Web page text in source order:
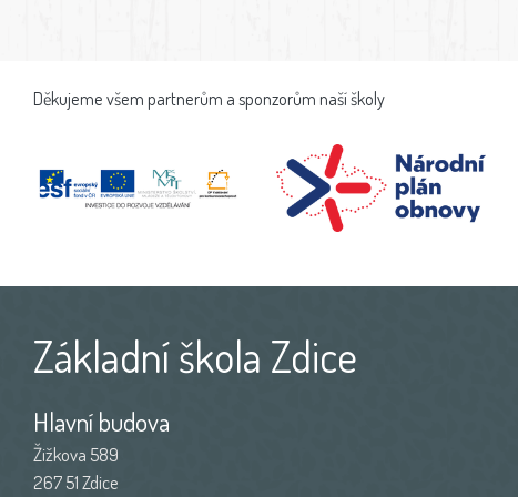
Děkujeme všem partnerům a sponzorům naší školy
Základní škola Zdice
Hlavní budova
Žižkova 589
267 51 Zdice